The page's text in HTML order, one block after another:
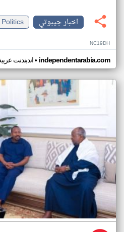
اخبار جيبوتي
Politics
NC19DH
اندبندنت• independentarabia.com